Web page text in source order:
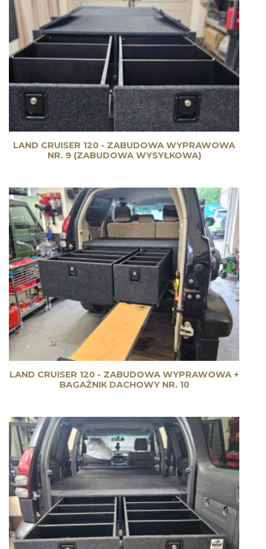
LAND CRUISER 120 - ZABUDOWA WYPRAWOWA
NR. 9 (ZABUDOWA WYSYŁKOWA)
LAND CRUISER 120 - ZABUDOWA WYPRAWOWA +
BAGAŻNIK DACHOWY NR. 10